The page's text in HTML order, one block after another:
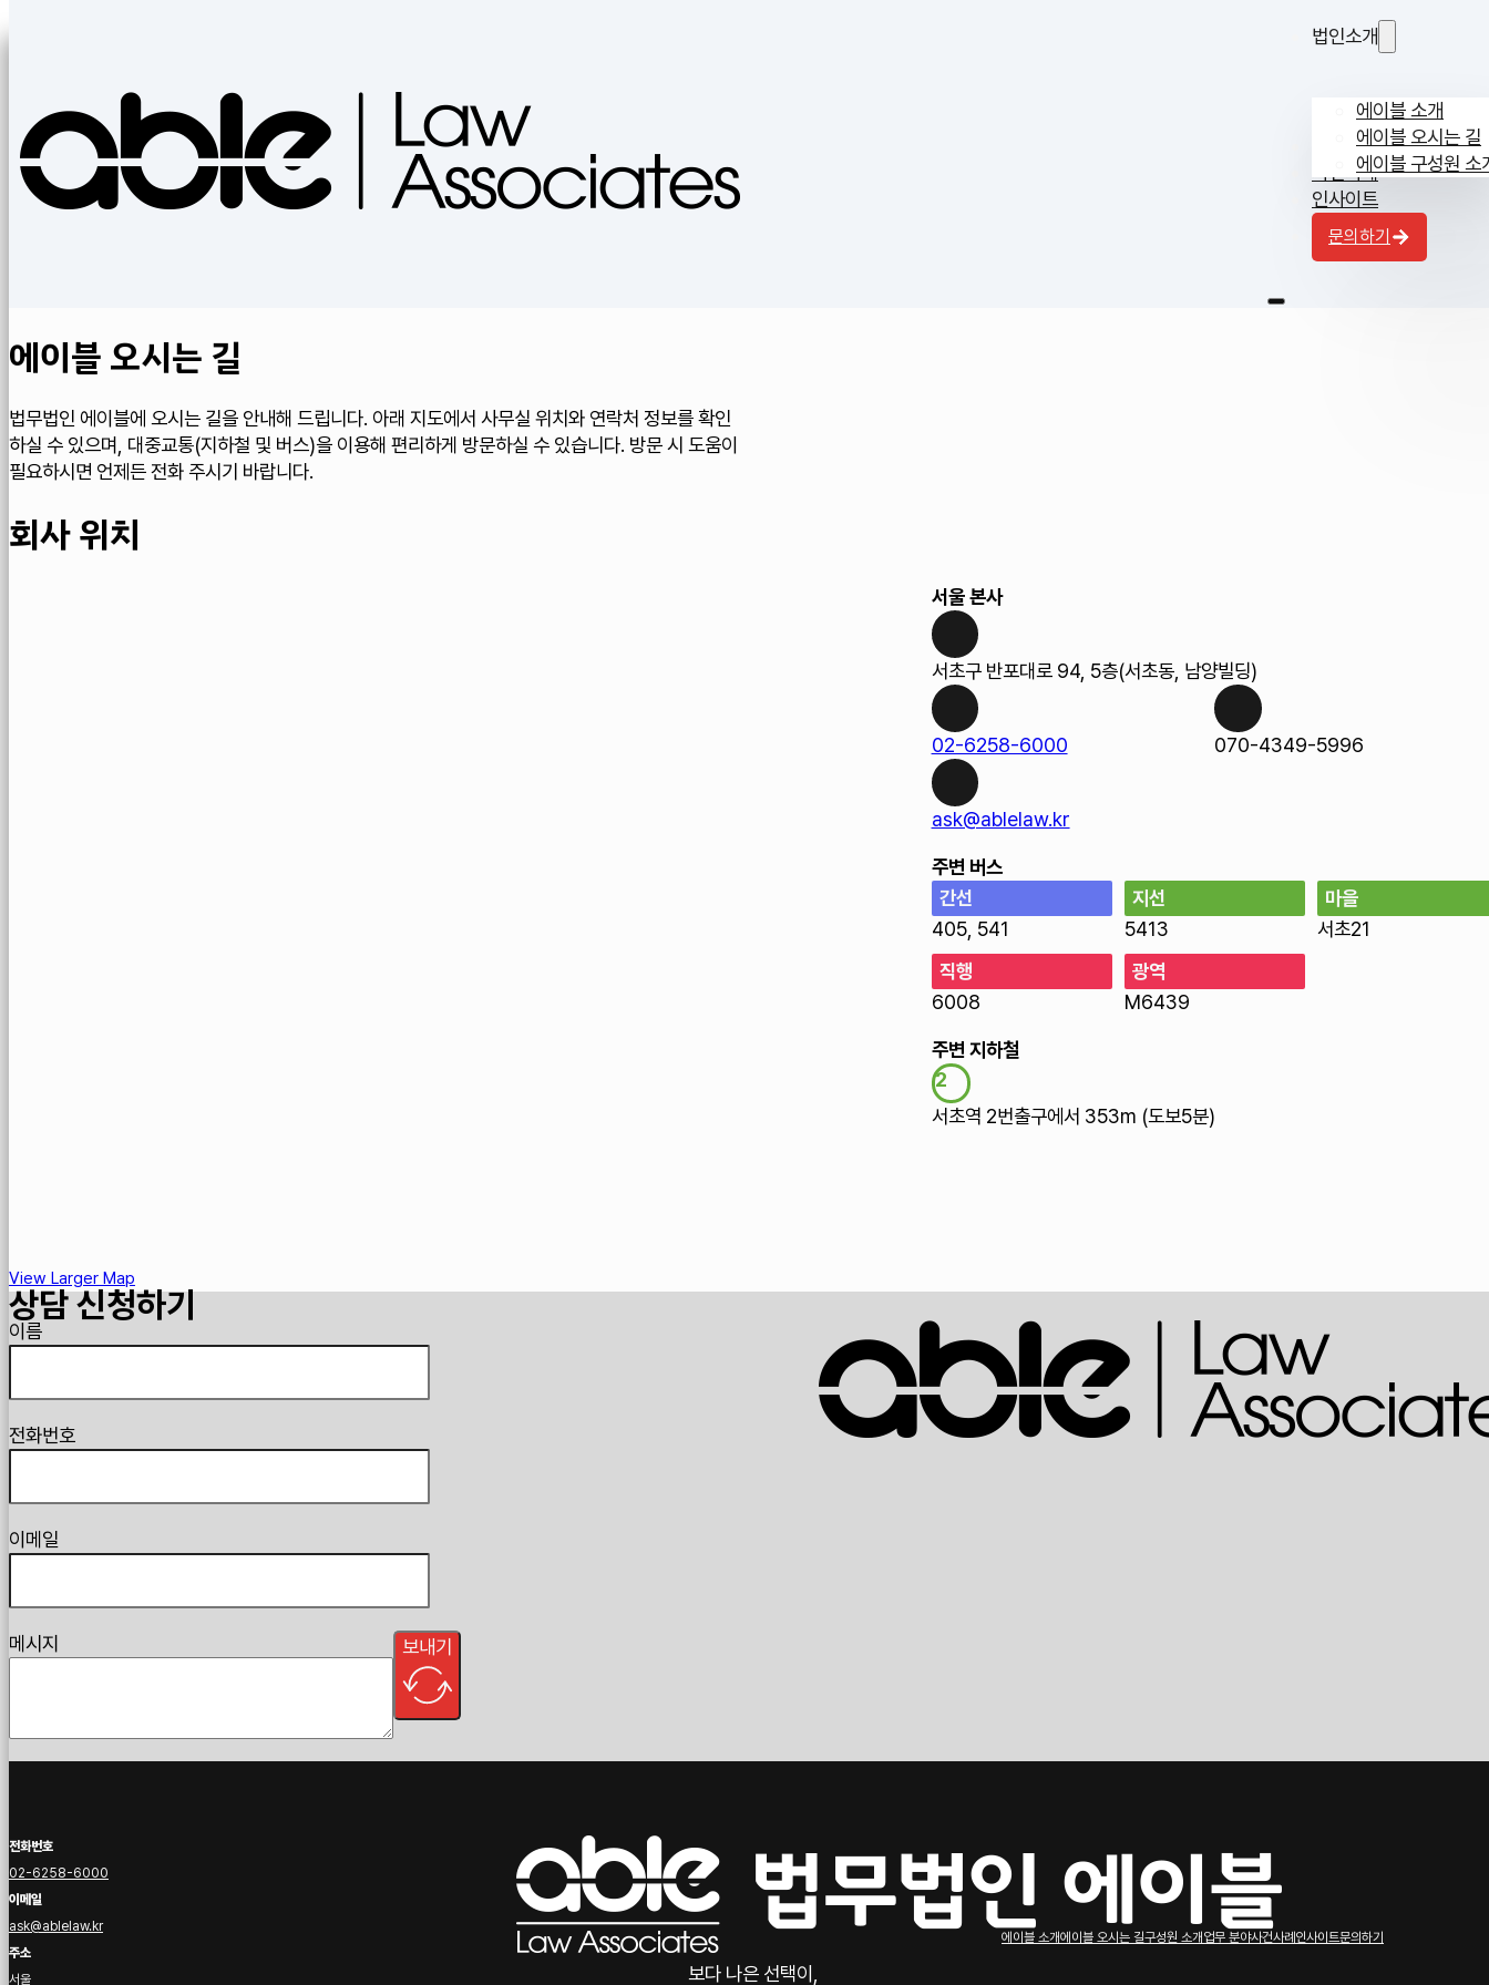
법인소개
에이블 소개
에이블 오시는 길
에이블 구성원 소
업무 분야
사건사례
인사이트
문의하기
에이블 오시는 길
법무법인 에이블에 오시는 길을 안내해 드립니다. 아래 지도에서 사무실 위치와 연락처 정보를 확인
하실 수 있으며, 대중교통(지하철 및 버스)을 이용해 편리하게 방문하실 수 있습니다. 방문 시 도움이
필요하시면 언제든 전화 주시기 바랍니다.
회사 위치
View Larger Map
서울 본사
서초구 반포대로 94, 5층(서초동, 남양빌딩)
02-6258-6000 070-4349-5996
ask@ablelaw.kr
주변 버스
간선
405, 541
지선
5413
마을
서초21
직행
6008
광역
M6439
주변 지하철
2
서초역 2번출구에서 353m (도보5분)
상담 신청하기
이름
전화번호
이메일
메시지 보내기
Guardian
전화번호
02-6258-6000
이메일
ask@ablelaw.kr
주소
서울
보다 나은 선택이,
에이블 소개에이블 오시는 길구성원 소개 업무 분야사건사례 인사이트문의하기